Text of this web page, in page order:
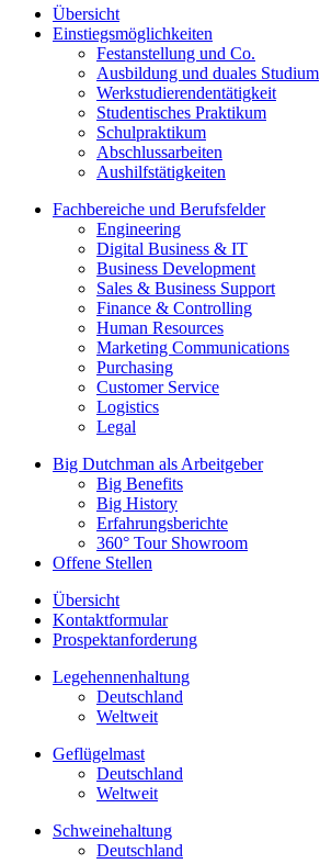
Übersicht
Einstiegsmöglichkeiten
Festanstellung und Co.
Ausbildung und duales Studium
Werkstudierendentätigkeit
Studentisches Praktikum
Schulpraktikum
Abschlussarbeiten
Aushilfstätigkeiten
Fachbereiche und Berufsfelder
Engineering
Digital Business & IT
Business Development
Sales & Business Support
Finance & Controlling
Human Resources
Marketing Communications
Purchasing
Customer Service
Logistics
Legal
Big Dutchman als Arbeitgeber
Big Benefits
Big History
Erfahrungsberichte
360° Tour Showroom
Offene Stellen
Übersicht
Kontaktformular
Prospektanforderung
Legehennenhaltung
Deutschland
Weltweit
Geflügelmast
Deutschland
Weltweit
Schweinehaltung
Deutschland